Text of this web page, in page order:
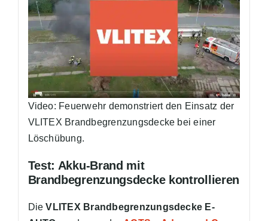
Video: Feuerwehr demonstriert den Einsatz der
VLITEX Brandbegrenzungsdecke bei einer
Löschübung.
Test: Akku-Brand mit
Brandbegrenzungsdecke kontrollieren
DieVLITEX Brandbegrenzungsdecke E-